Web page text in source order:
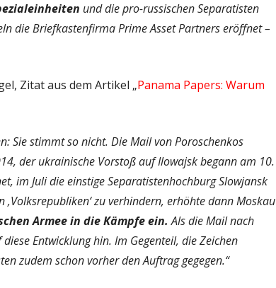
und die pro-russischen Separatisten
die Briefkastenfirma Prime Asset Partners eröffnet –
Zitat aus dem Artikel „Panama Papers: Warum
Sie stimmt so nicht. Die Mail von Poroschenkos
der ukrainische Vorstoß auf Ilowajsk begann am 10.
im Juli die einstige Separatistenhochburg Slowjansk
zu verhindern, erhöhte dann Moskau
Armee in die Kämpfe ein. Als die Mail nach
Entwicklung hin. Im Gegenteil, die Zeichen
zudem schon vorher den Auftrag gegegen.“